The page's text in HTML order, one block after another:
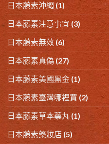
日本藤素沖繩(1)
日本藤素注意事宜 (3)
日本藤素無效 (6)
日本藤素真偽 (27)
日本藤素美國黑金 (1)
日本藤素臺灣哪裡買 (2)
日本藤素草本藥丸(1)
日本藤素藥妝店 (5)